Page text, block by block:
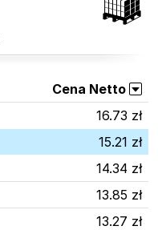
Cena Netto
16.73 zł
15.21 zł
14.34 zł
13.85 zł
13.27 zł